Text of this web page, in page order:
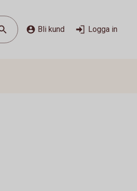
Bli kund Logga in